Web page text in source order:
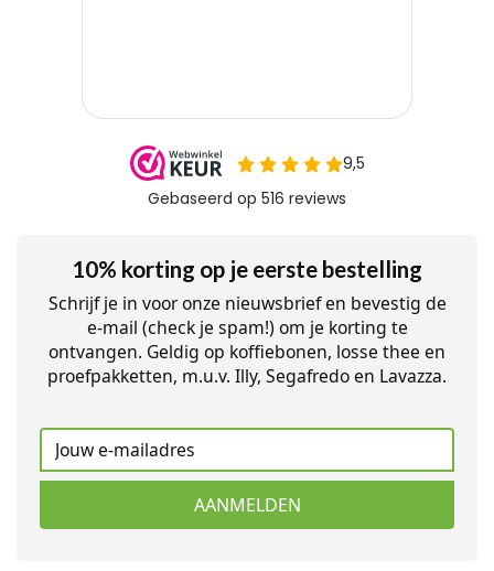
10% korting op je eerste bestelling
Schrijf je in voor onze nieuwsbrief en bevestig de
e-mail (check je spam!) om je korting te
ontvangen. Geldig op koffiebonen, losse thee en
proefpakketten, m.u.v. Illy, Segafredo en Lavazza.
AANMELDEN